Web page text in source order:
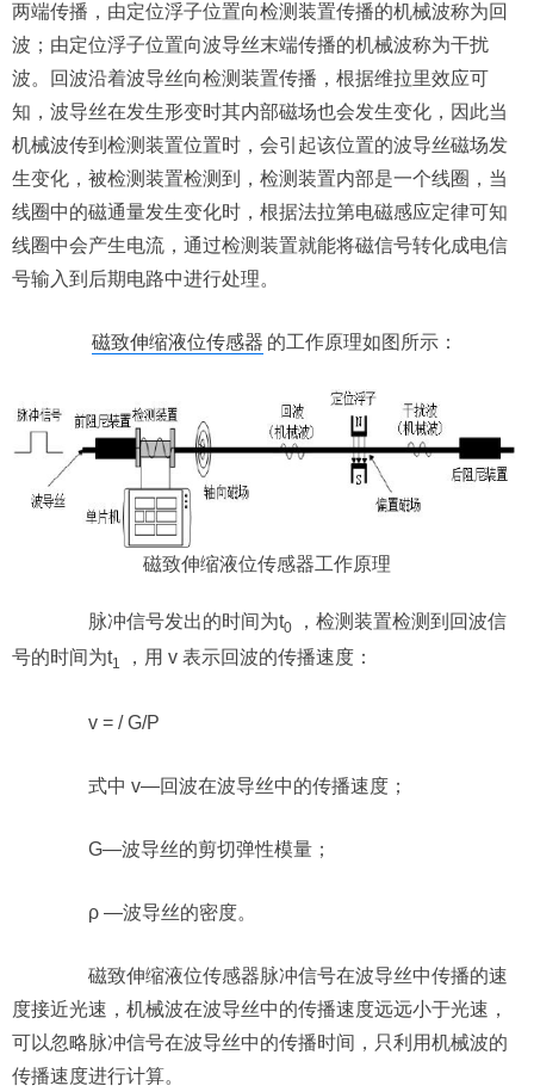
两端传播，由定位浮子位置向检测装置传播的机械波称为回
波；由定位浮子位置向波导丝末端传播的机械波称为干扰
波。回波沿着波导丝向检测装置传播，根据维拉里效应可
知，波导丝在发生形变时其内部磁场也会发生变化，因此当
机械波传到检测装置位置时，会引起该位置的波导丝磁场发
生变化，被检测装置检测到，检测装置内部是一个线圈，当
线圈中的磁通量发生变化时，根据法拉第电磁感应定律可知
线圈中会产生电流，通过检测装置就能将磁信号转化成电信
号输入到后期电路中进行处理。
磁致伸缩液位传感器 的工作原理如图所示：
磁致伸缩液位传感器工作原理
脉冲信号发出的时间为t0
，检测装置检测到回波信
号的时间为t1 ，用 v 表示回波的传播速度：
v = / G/P
式中 v—回波在波导丝中的传播速度；
G—波导丝的剪切弹性模量；
ρ —波导丝的密度。
磁致伸缩液位传感器脉冲信号在波导丝中传播的速
度接近光速，机械波在波导丝中的传播速度远远小于光速，
可以忽略脉冲信号在波导丝中的传播时间，只利用机械波的
传播速度进行计算。